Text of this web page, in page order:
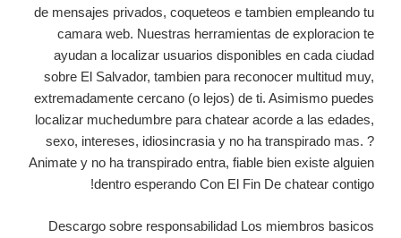
de mensajes privados, coqueteos e tambien empleando tu
camara web. Nuestras herramientas de exploracion te
ayudan a localizar usuarios disponibles en cada ciudad
sobre El Salvador, tambien para reconocer multitud muy,
extremadamente cercano (o lejos) de ti. Asimismo puedes
localizar muchedumbre para chatear acorde a las edades,
sexo, intereses, idiosincrasia y no ha transpirado mas. ?
Animate y no ha transpirado entra, fiable bien existe alguien
dentro esperando Con El Fin De chatear contigo!
Descargo sobre responsabilidad Los miembros basicos